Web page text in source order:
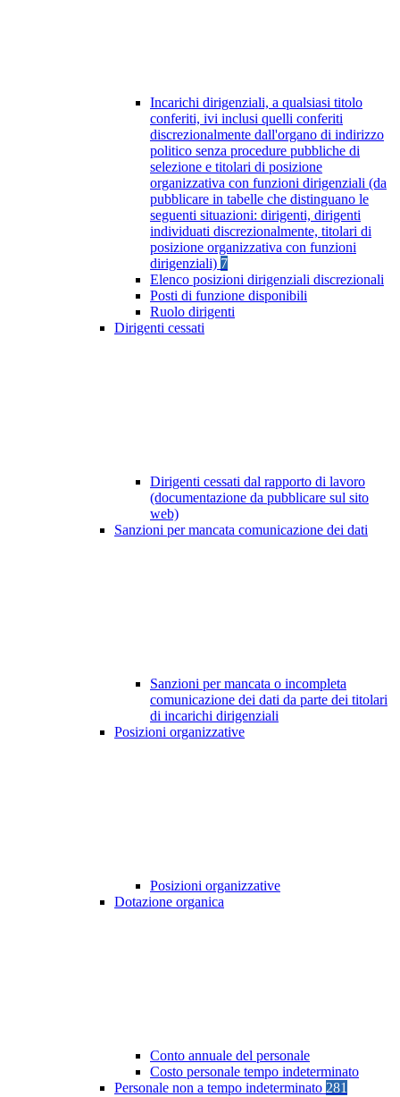
Incarichi dirigenziali, a qualsiasi titolo
conferiti, ivi inclusi quelli conferiti
discrezionalmente dall'organo di indirizzo
politico senza procedure pubbliche di
selezione e titolari di posizione
organizzativa con funzioni dirigenziali (da
pubblicare in tabelle che distinguano le
seguenti situazioni: dirigenti, dirigenti
individuati discrezionalmente, titolari di
posizione organizzativa con funzioni
dirigenziali) 7
Elenco posizioni dirigenziali discrezionali
Posti di funzione disponibili
Ruolo dirigenti
Dirigenti cessati
Dirigenti cessati dal rapporto di lavoro
(documentazione da pubblicare sul sito
web)
Sanzioni per mancata comunicazione dei dati
Sanzioni per mancata o incompleta
comunicazione dei dati da parte dei titolari
di incarichi dirigenziali
Posizioni organizzative
Posizioni organizzative
Dotazione organica
Conto annuale del personale
Costo personale tempo indeterminato
Personale non a tempo indeterminato 281